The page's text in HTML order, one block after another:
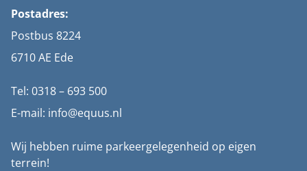
Postadres:
Postbus 8224
6710 AE Ede
Tel: 0318 – 693 500
E-mail: info@equus.nl
Wij hebben ruime parkeergelegenheid op eigen
terrein!